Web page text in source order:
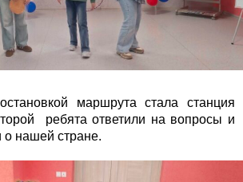
маршрута стала станция
ребята ответили на вопросы и
о нашей стране.